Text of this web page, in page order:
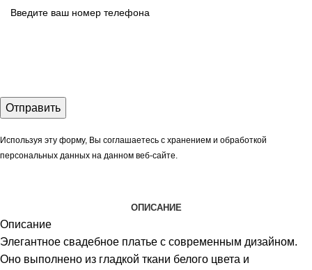
Используя эту форму, Вы соглашаетесь с хранением и обработкой
персональных данных на данном веб-сайте.
ОПИСАНИЕ
Описание
Элегантное свадебное платье с современным дизайном.
Оно выполнено из гладкой ткани белого цвета и